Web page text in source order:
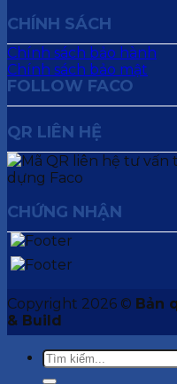
CHÍNH SÁCH
Chính sách bảo hành
Chính sách bảo mật
FOLLOW FACO
QR LIÊN HỆ
CHỨNG NHẬN
Copyright 2026 © Bản
& Build